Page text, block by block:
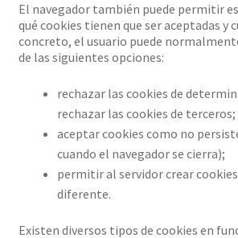
El navegador también puede permitir
qué cookies tienen que ser aceptadas y
concreto, el usuario puede
de las siguientes opciones:
rechazar las cookies de
rechazar las cookies de terceros;
aceptar cookies como no
cuando el navegador se cierra);
permitir al servidor crear
diferente.
Existen diversos tipos de cookies en